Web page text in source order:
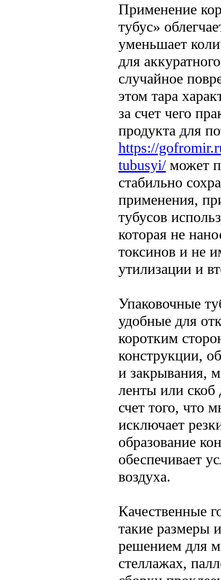
Применение
тубус»
уменьшает
для
случайное
этом тара
за счет чего
продукта для
https://
tubusyi/может
стабильно
применения,
тубусов
которая не
токсинов и не
утилизации и
Упаковочные
удобные для
коротким
конструкции,
и закрывания,
ленты или скоб
счет того, что
исключает
образование
обеспечивает
воздуха.
Качественные
такие размеры
решением для
стеллажах,